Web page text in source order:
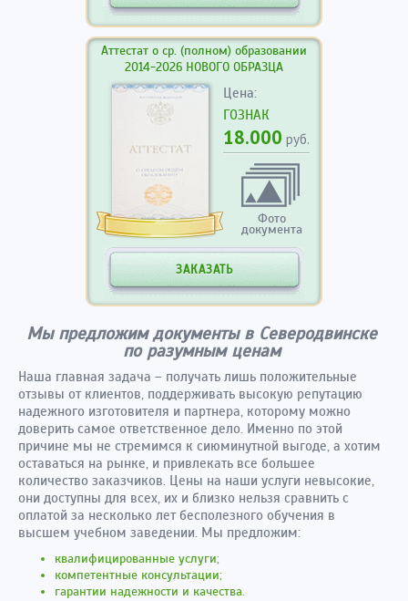
Аттестат о ср. (полном) образовании
2014-2026 НОВОГО ОБРАЗЦА
Цена:
ГОЗНАК
18.000 руб.
Фото
документа
ЗАКАЗАТЬ
Мы предложим документы в Северодвинске
по разумным ценам
Наша главная задача – получать лишь положительные
отзывы от клиентов, поддерживать высокую репутацию
надежного изготовителя и партнера, которому можно
доверить самое ответственное дело. Именно по этой
причине мы не стремимся к сиюминутной выгоде, а хотим
оставаться на рынке, и привлекать все большее
количество заказчиков. Цены на наши услуги невысокие,
они доступны для всех, их и близко нельзя сравнить с
оплатой за несколько лет бесполезного обучения в
высшем учебном заведении. Мы предложим:
квалифицированные услуги;
компетентные консультации;
гарантии надежности и качества.